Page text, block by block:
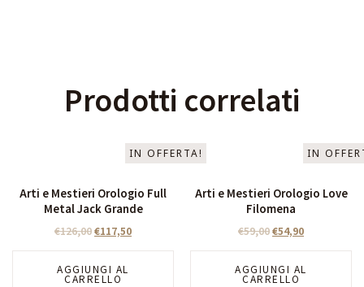
Prodotti correlati
IN OFFERTA!
Arti e Mestieri Orologio Full
Metal Jack Grande
€126,00€117,50
AGGIUNGI AL
CARRELLO
IN
Arti e Mestieri Orologio Love
Filomena
€59,00€54,90
AGGIUNGI AL
CARRELLO